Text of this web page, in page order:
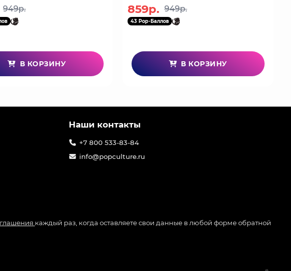
949р.
В КОРЗИНУ
859р. 949р.
43 Pop-Баллов
В КОРЗИНУ
Наши контакты
+7 800 533-83-84
info@popculture.ru
каждый раз, когда оставляете свои данные в любой форме обратной